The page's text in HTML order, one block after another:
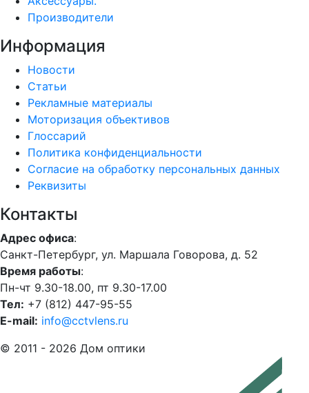
Производители
Информация
Новости
Статьи
Рекламные материалы
Моторизация объективов
Глоссарий
Политика конфиденциальности
Согласие на обработку персональных данных
Реквизиты
Контакты
Адрес офиса:
Санкт-Петербург, ул. Маршала Говорова, д. 52
Время работы:
Пн-чт 9.30-18.00, пт 9.30-17.00
Тел: +7 (812) 447-95-55
E-mail: info@cctvlens.ru
© 2011 - 2026 Дом оптики